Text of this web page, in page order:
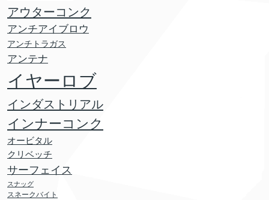
アウターコンク
アンチアイブロウ
アンチトラガス
アンテナ
イヤーロブ
インダストリアル
インナーコンク
オービタル
クリベッチ
サーフェイス
スナッグ
スネークバイト